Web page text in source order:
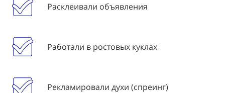
Расклеивали объявления
Работали в ростовых куклах
Рекламировали духи (спреинг)